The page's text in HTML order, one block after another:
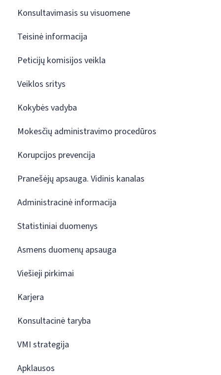
Konsultavimasis su visuomene
Teisinė informacija
Peticijų komisijos veikla
Veiklos sritys
Kokybės vadyba
Mokesčių administravimo procedūros
Korupcijos prevencija
Pranešėjų apsauga. Vidinis kanalas
Administracinė informacija
Statistiniai duomenys
Asmens duomenų apsauga
Viešieji pirkimai
Karjera
Konsultacinė taryba
VMI strategija
Apklausos